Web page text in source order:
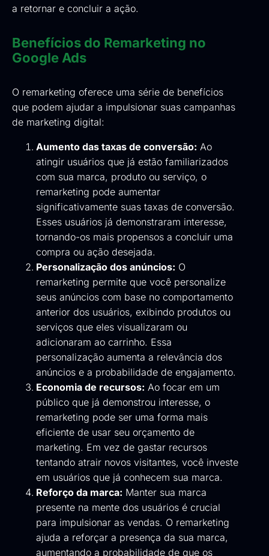
a retornar e concluir a ação.
Benefícios do Remarketing no
Google Ads
O remarketing oferece uma série de benefícios
que podem ajudar a impulsionar suas campanhas
de marketing digital:
Aumento das taxas de conversão: Ao
atingir usuários que já estão familiarizados
com sua marca, produto ou serviço, o
remarketing pode aumentar
significativamente suas taxas de conversão.
Esses usuários já demonstraram interesse,
tornando-os mais propensos a concluir uma
compra ou ação desejada.
Personalização dos anúncios: O
remarketing permite que você personalize
seus anúncios com base no comportamento
anterior dos usuários, exibindo produtos ou
serviços que eles visualizaram ou
adicionaram ao carrinho. Essa
personalização aumenta a relevância dos
anúncios e a probabilidade de engajamento.
Economia de recursos: Ao focar em um
público que já demonstrou interesse, o
remarketing pode ser uma forma mais
eficiente de usar seu orçamento de
marketing. Em vez de gastar recursos
tentando atrair novos visitantes, você investe
em usuários que já conhecem sua marca.
Reforço da marca: Manter sua marca
presente na mente dos usuários é crucial
para impulsionar as vendas. O remarketing
ajuda a reforçar a presença da sua marca,
aumentando a probabilidade de que os